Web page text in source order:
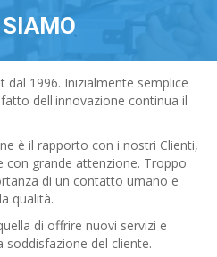
dal 1996. Inizialmente semplice
dell'innovazione continua il
è il rapporto con i nostri Clienti,
con grande attenzione. Troppo
di un contatto umano e
qualità.
di offrire nuovi servizi e
del cliente.